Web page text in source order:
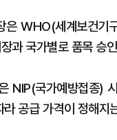
은 WHO(세계보건기
과 국가별로 품목 승
NIP(국가예방접종)
공급 가격이 정해지